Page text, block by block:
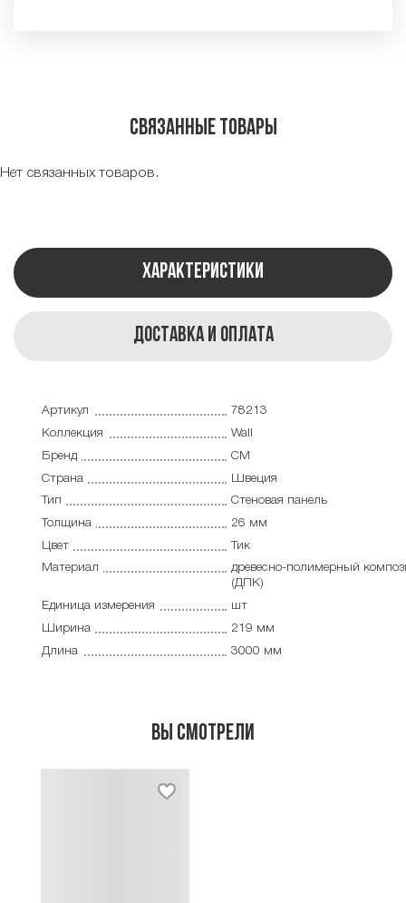
Связанные товары
Нет связанных товаров.
Характеристики
Доставка и оплата
Артикул
78213
Коллекция
Wall
Бренд
CM
Страна
Швеция
Тип
Cтеновая панель
Толщина
26 мм
Цвет
Тик
Материал
древесно-полимерный
(ДПК)
Единица измерения
шт
Ширина
219 мм
Длина
3000 мм
Вы смотрели